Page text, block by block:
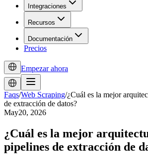
Integraciones
Recursos
Documentación
Precios
Empezar ahora
Faqs/Web Scraping/¿Cuál es la mejor
de extracción de datos?
May20, 2026
¿Cuál es la mejor
pipelines de extracción de